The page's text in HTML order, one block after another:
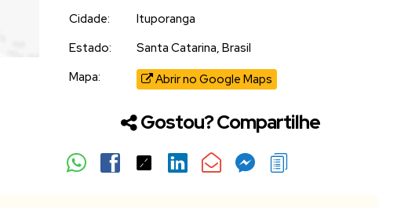
Cidade:
Ituporanga
Estado:
Santa Catarina, Brasil
Mapa:
Abrir no Google Maps
Gostou? Compartilhe